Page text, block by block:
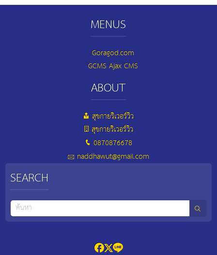
MENUS
Goragod.com
GCMS Ajax CMS
ABOUT
สุขกายริเวอร์วิว
สุขกายริเวอร์วิว
0870876678
naddhawut@gmail.com
SEARCH